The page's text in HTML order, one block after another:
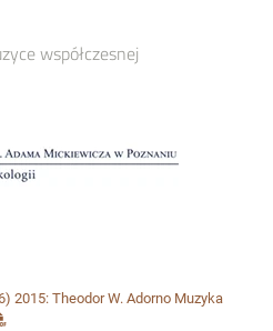
współczesnej
2015: Theodor W. Adorno Muzyka